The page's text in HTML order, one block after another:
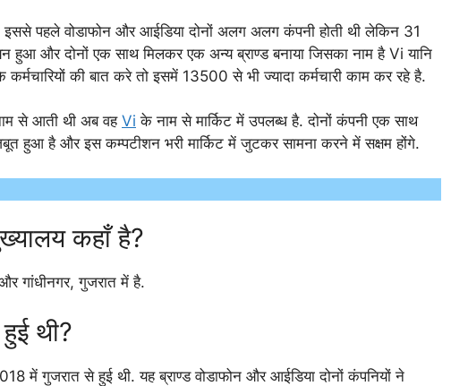
पहले वोडाफोन और आईडिया दोनों अलग अलग कंपनी होती थी लेकिन 31
हुआ और दोनों एक साथ मिलकर एक अन्य ब्राण्ड बनाया जिसका नाम है Vi यानि
की बात करे तो इसमें 13500 से भी ज्यादा कर्मचारी काम कर रहे है.
से आती थी अब वहVi के नाम से मार्किट में उपलब्ध है. दोनों कंपनी एक साथ
हुआ है और इस कम्पटीशन भरी मार्किट में जुटकर सामना करने में सक्षम होंगे.
कहाँ है?
गांधीनगर, गुजरात में है.
थी?
में गुजरात से हुई थी. यह ब्राण्ड वोडाफोन और आईडिया दोनों कंपनियों ने